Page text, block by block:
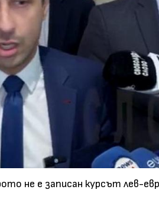
не е записан курсът лев-